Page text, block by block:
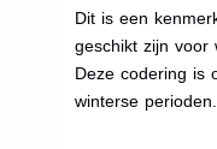
Dit is een
geschikt zijn voor
Deze codering is
winterse perioden.